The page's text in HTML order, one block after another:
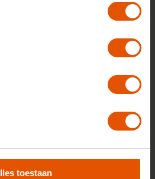
toestaan
met snelle
op basis van jouw wensen en
wagenparkbeheer.